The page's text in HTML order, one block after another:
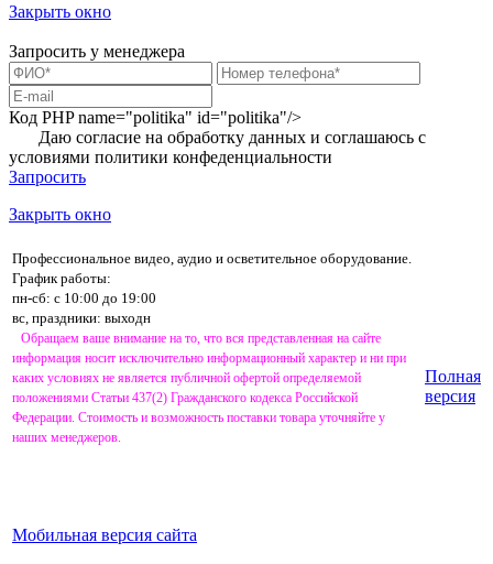
Закрыть окно
Запросить у менеджера
Код PHPname="politika" id="politika"/>
Даю согласие на обработку данных и соглашаюсь с
условиями политики конфеденциальности
Запросить
Закрыть окно
Профессиональное видео, аудио и осветительное оборудование.
График работы:
пн-сб: с 10:00 до 19:00
вс, праздники: выходн
Обращаем ваше внимание на то, что вся представленная на сайте
информация носит исключительно информационный характер и ни при
каких условиях не является публичной офертой определяемой
положениями Статьи 437(2) Гражданского кодекса Российской
Федерации. Стоимость и возможность поставки товара уточняйте у
наших менеджеров.
Мобильная версия сайта
Полная
версия